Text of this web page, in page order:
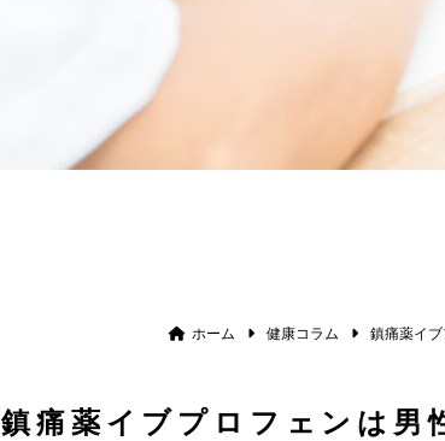
ホーム 健康コラム 鎮痛薬イ
鎮痛薬イブプロフェンは男